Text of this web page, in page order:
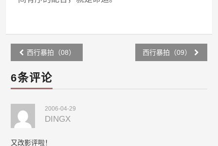
Post
navigation
西行暴拍（08） 西行暴拍（09）
6条评论
2006-04-29
DINGX
又改影评啦！